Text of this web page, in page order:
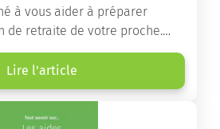
à vous aider à préparer
de retraite de votre proche.
panorama des différents types
que des conseils pratiques
les familles et à leur faciliter
Lire l'article